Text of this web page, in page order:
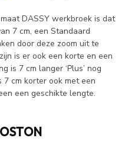
DASSY werkbroek is dat
7 cm, een Standaard
door deze zoom uit te
is er ook een korte en een
is 7 cm langer ‘Plus’ nog
7 cm korter ook met een
een geschikte lengte.